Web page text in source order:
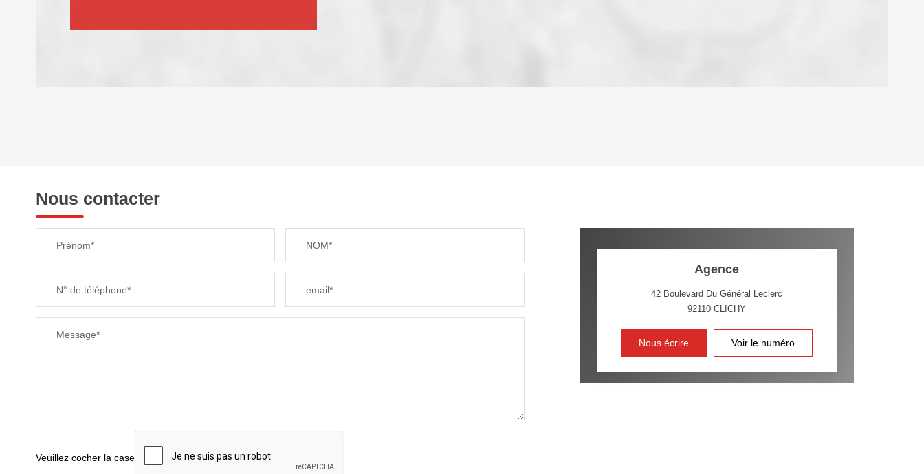
TAXE FONCIÈRE
RESTAURANTS ET CAFÉS COMMERCES
Nous contacter
Prénom* NOM*
N° de téléphone* email*
Message*
Veuillez cocher la case
Agence
42 Boulevard Du Général Leclerc
92110 CLICHY
Nous écrire Voir le numéro